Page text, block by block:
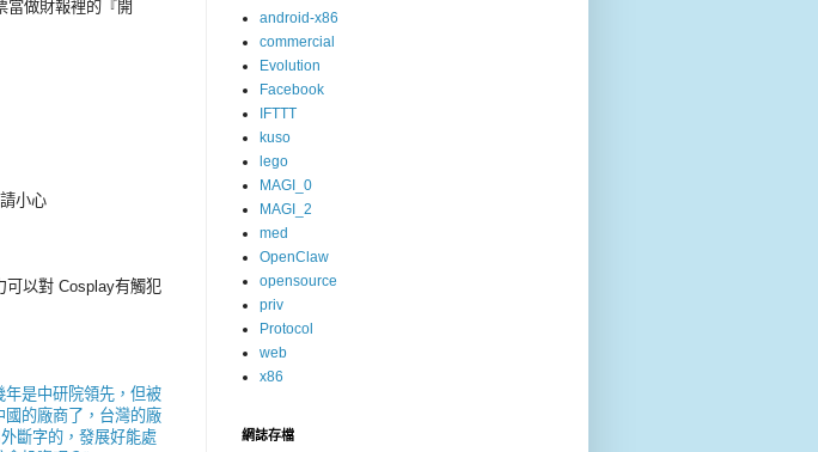
當做財報裡的『開
小心
可以對 Cosplay有觸犯
是中研院領先，但被
的廠商了，台灣的廠
斷字的，發展好能處
android-x86
commercial
Evolution
Facebook
IFTTT
kuso
lego
MAGI_0
MAGI_2
med
OpenClaw
opensource
priv
Protocol
web
x86
網誌存檔